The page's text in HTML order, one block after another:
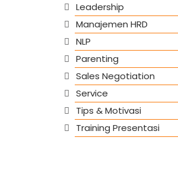
Leadership
Manajemen HRD
NLP
Parenting
Sales Negotiation
Service
Tips & Motivasi
Training Presentasi